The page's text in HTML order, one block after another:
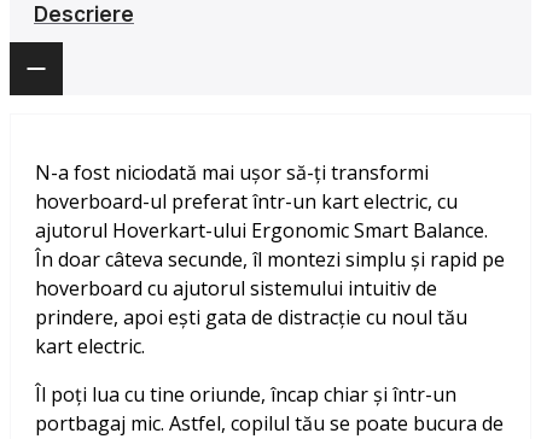
Descriere
N-a fost niciodată mai ușor să-ți transformi
hoverboard-ul preferat într-un kart electric, cu
ajutorul Hoverkart-ului Ergonomic Smart Balance.
În doar câteva secunde, îl montezi simplu și rapid pe
hoverboard cu ajutorul sistemului intuitiv de
prindere, apoi ești gata de distracție cu noul tău
kart electric.
Îl poți lua cu tine oriunde, încap chiar și într-un
portbagaj mic. Astfel, copilul tău se poate bucura de